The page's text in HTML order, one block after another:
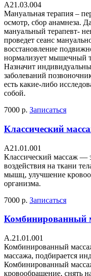
A21.03.004
Мануальная терапия –
осмотр, сбор анамнеза.
мануальный терапевт-
проведет сеанс
восстановление
нормализует мышечный
Назначит
заболеваний
есть какие-либо
собой.
7000 р. Записаться
Классический
A21.01.001
Классический массаж —
воздействия на ткани
мышц, улучшение
организма.
7000 р. Записаться
Комбинированный
А.21.01.001
Комбинированный
массажа, подбирается
Комбинированный
кровообращение, снять